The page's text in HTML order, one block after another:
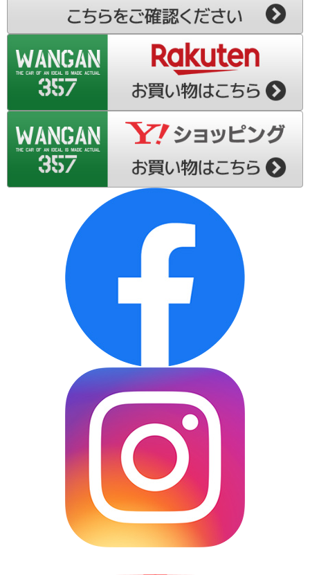
S710V-ダイハツ アトレー
S500P-ダイハツ ハイゼット トラック
S510P-ダイハツ ハイゼット トラック
S200系-ダイハツ ハイゼット トラック
L175S-ダイハツ ムーブ
L185S-ダイハツ ムーブ
LA100S-ダイハツ ムーブ
LA110S-ダイハツ ムーブ
L575S-ダイハツ ムーブ コンテ
L375S-ダイハツ タント
L455S-ダイハツ タント エグゼ
L675S-ダイハツ ミラ ココア
LA300S-ダイハツ ミラ イース
LA310S-ダイハツ ミラ イース
L685S-ダイハツ ミラ ココア
L465S-ダイハツ タント エグゼ
L385S-ダイハツ タント
L585S-ダイハツ ムーブ コンテ
L880K-ダイハツ コペン